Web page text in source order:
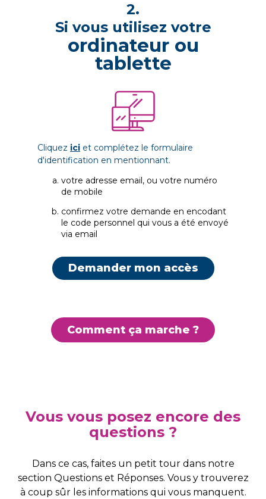
2.
Si vous utilisez votre
ordinateur ou
tablette
Cliquez ici et complétez le formulaire
d'identification en mentionnant.
votre adresse email, ou votre numéro
de mobile
confirmez votre demande en encodant
le code personnel qui vous a été envoyé
via email
Demander mon accès
Comment ça marche ?
Vous vous posez encore des
questions ?
Dans ce cas, faites un petit tour dans notre
section Questions et Réponses. Vous y trouverez
à coup sûr les informations qui vous manquent.